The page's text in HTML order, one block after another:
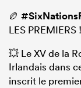
🏉
LES PREMIERS !
💥 Le XV de la
Irlandais dans
inscrit le